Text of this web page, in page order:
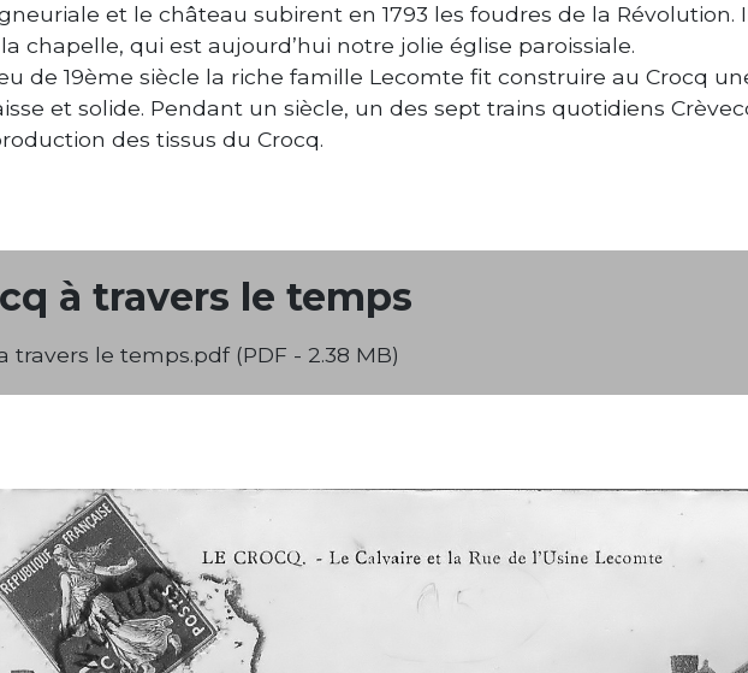
et le château subirent en 1793 les foudres de la Révolution.
chapelle, qui est aujourd’hui notre jolie église paroissiale.
de 19ème siècle la riche famille Lecomte fit construire au Crocq
et solide. Pendant un siècle, un des sept trains quotidiens
des tissus du Crocq.
à travers le temps
travers le temps.pdf (PDF - 2.38 MB)